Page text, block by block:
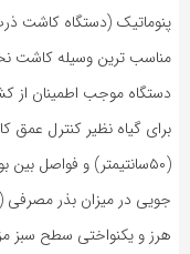
پنوماتیک (دستگاه کاشت
مناسب ترین وسیله کاشت
دستگاه موجب اطمینان
هرز و یکنواختی سطح سبز